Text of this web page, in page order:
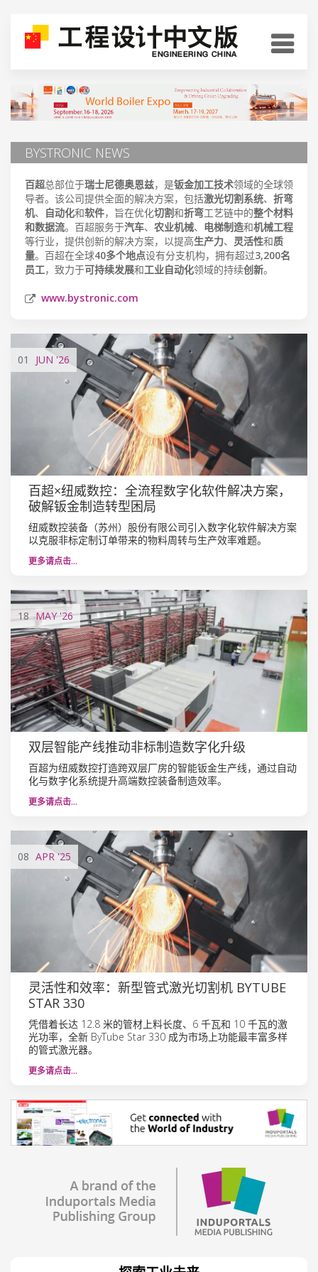
BYSTRONIC NEWS
百超总部位于瑞士尼德奥恩兹，是钣金加工技术领域的全球领
导者。该公司提供全面的解决方案，包括激光切割系统、 折弯
机、 自动化和软件，旨在优化切割和折弯工艺链中的整个材料
和数据流。百超服务于汽车、 农业机械、 电梯制造和机械工程
等行业，提供创新的解决方案，以提高生产力、 灵活性和质
量。百超在全球40多个地点设有分支机构，拥有超过3,200名
员工，致力于可持续发展和工业自动化领域的持续创新。
www.bystronic.com
01 JUN '26
百超×纽威数控：全流程数字化软件解决方案，
破解钣金制造转型困局
纽威数控装备（苏州）股份有限公司引入数字化软件解决方案
以克服非标定制订单带来的物料周转与生产效率难题。
更多请点击…
18 MAY'26
双层智能产线推动非标制造数字化升级
百超为纽威数控打造跨双层厂房的智能钣金生产线，通过自动
化与数字化系统提升高端数控装备制造效率。
更多请点击…
08 APR'25
灵活性和效率：新型管式激光切割机 BYTUBE
STAR 330
凭借着长达 12.8 米的管材上料长度、6 千瓦和 10 千瓦的激
光功率，全新 ByTube Star 330 成为市场上功能最丰富多样
的管式激光器。
更多请点击…